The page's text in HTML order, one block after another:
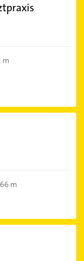
m
66 m